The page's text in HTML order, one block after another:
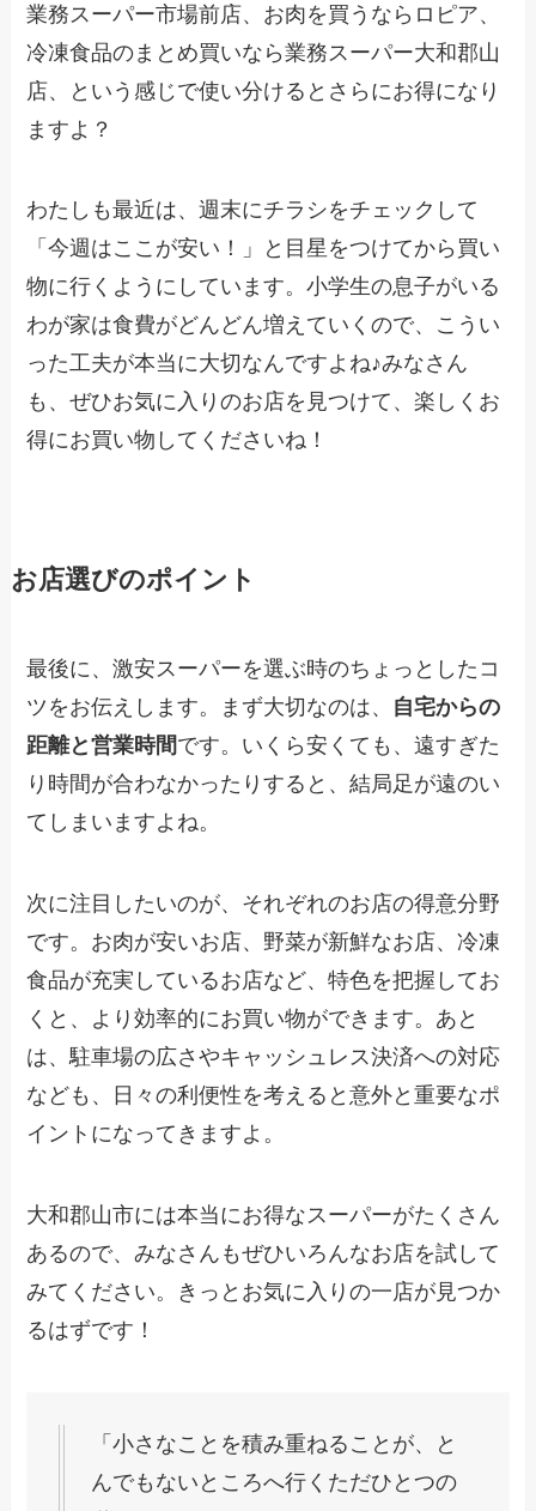
業務スーパー市場前店、お肉を買うならロピア、
冷凍食品のまとめ買いなら業務スーパー大和郡山
店、という感じで使い分けるとさらにお得になり
ますよ？
わたしも最近は、週末にチラシをチェックして
「今週はここが安い！」と目星をつけてから買い
物に行くようにしています。小学生の息子がいる
わが家は食費がどんどん増えていくので、こうい
った工夫が本当に大切なんですよね♪みなさん
も、ぜひお気に入りのお店を見つけて、楽しくお
得にお買い物してくださいね！
お店選びのポイント
最後に、激安スーパーを選ぶ時のちょっとしたコ
ツをお伝えします。まず大切なのは、 自宅からの
距離と営業時間です。いくら安くても、遠すぎた
り時間が合わなかったりすると、結局足が遠のい
てしまいますよね。
次に注目したいのが、それぞれのお店の得意分野
です。お肉が安いお店、野菜が新鮮なお店、冷凍
食品が充実しているお店など、特色を把握してお
くと、より効率的にお買い物ができます。あと
は、駐車場の広さやキャッシュレス決済への対応
なども、日々の利便性を考えると意外と重要なポ
イントになってきますよ。
大和郡山市には本当にお得なスーパーがたくさん
あるので、みなさんもぜひいろんなお店を試して
みてください。きっとお気に入りの一店が見つか
るはずです！
「小さなことを積み重ねることが、と
んでもないところへ行くただひとつの